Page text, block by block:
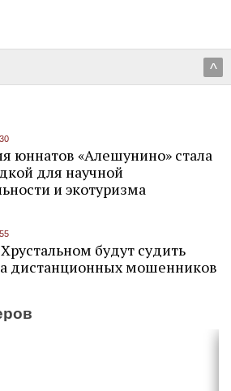
^
юннатов «Алешунино» стала
для научной
и экотуризма
будут судить
дистанционных мошенников